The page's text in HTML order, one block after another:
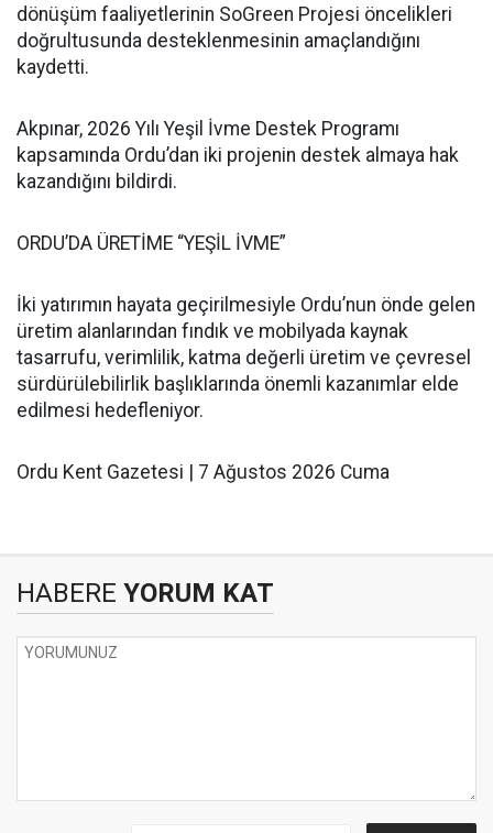
dönüşüm faaliyetlerinin SoGreen Projesi öncelikleri
doğrultusunda desteklenmesinin amaçlandığını
kaydetti.
Akpınar, 2026 Yılı Yeşil İvme Destek Programı
kapsamında Ordu’dan iki projenin destek almaya hak
kazandığını bildirdi.
ORDU’DA ÜRETİME “YEŞİL İVME”
İki yatırımın hayata geçirilmesiyle Ordu’nun önde gelen
üretim alanlarından fındık ve mobilyada kaynak
tasarrufu, verimlilik, katma değerli üretim ve çevresel
sürdürülebilirlik başlıklarında önemli kazanımlar elde
edilmesi hedefleniyor.
Ordu Kent Gazetesi | 7 Ağustos 2026 Cuma
HABERE YORUM KAT